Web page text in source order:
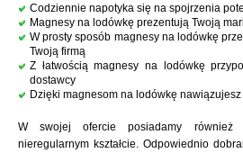
Codziennie napotyka się na spojrzenia
Magnesy na lodówkę prezentują Twoją
W prosty sposób magnesy na lodówkę
Twoją firmą
Z łatwością magnesy na lodówkę
dostawcy
Dzięki magnesom na lodówkę
W swojej ofercie posiadamy również
nieregularnym kształcie. Odpowiednio